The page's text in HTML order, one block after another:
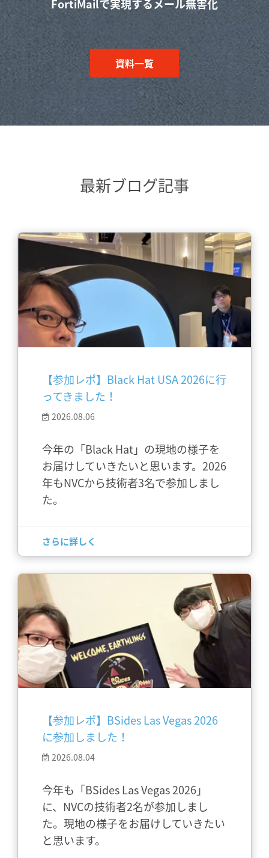
FortiMailで実現するメール無害化
資料一覧
最新ブログ記事
【参加レポ】Black Hat USA 2026に行
ってきました！
2026.08.06
今年の「Black Hat」の現地の様子を
お届けしていきたいと思います。2026
年もNVCから技術者3名で参加しまし
た。
さらに詳しく
【参加レポ】BSides Las Vegas 2026
に参加しました！
2026.08.04
今年も「BSides Las Vegas 2026」
に、NVCの技術者2名が参加しまし
た。現地の様子をお届けしていきたい
と思います。